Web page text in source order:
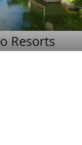
Resorts